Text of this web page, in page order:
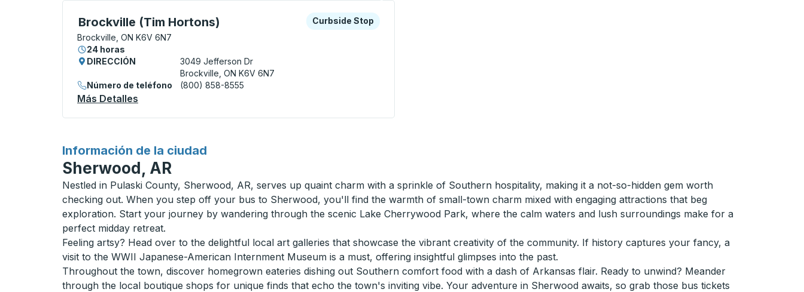
Brockville (Tim Hortons)
Curbside Stop, utilice las teclas de flecha o la tecla tabulador para explorar más sobre esta estación de autobuses.
Brockville, ON K6V 6N7
24 horas
Curbside Stop
Curbside Stop
DIRECCIÓN
3049 Jefferson Dr
Brockville, ON K6V 6N7
Número de teléfono
(800) 858-8555
Más Detalles
Información de la ciudad
para
Sherwood, AR
Nestled in Pulaski County, Sherwood, AR, serves up quaint charm with a sprinkle of Southern hospitality, making it a not-so-hidden gem worth
checking out. When you step off your bus to Sherwood, you'll find the warmth of small-town charm mixed with engaging attractions that beg
exploration. Start your journey by wandering through the scenic Lake Cherrywood Park, where the calm waters and lush surroundings make for a
perfect midday retreat.
Feeling artsy? Head over to the delightful local art galleries that showcase the vibrant creativity of the community. If history captures your fancy, a
visit to the WWII Japanese-American Internment Museum is a must, offering insightful glimpses into the past.
Throughout the town, discover homegrown eateries dishing out Southern comfort food with a dash of Arkansas flair. Ready to unwind? Meander
through the local boutique shops for unique finds that echo the town's inviting vibe. Your adventure in Sherwood awaits, so grab those bus tickets